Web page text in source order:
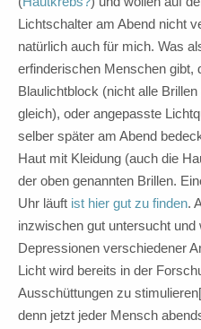
Lichtschalter am Abend nicht
natürlich auch für mich. Was
erfinderischen Menschen gibt,
Blaulichtblock (nicht alle
gleich), oder angepasste
selber später am Abend
Haut mit Kleidung (auch die
der oben genannten Brillen.
Uhr läuft ist hier gut zu finden.
inzwischen gut untersucht
Depressionen verschiedener
Licht wird bereits in der
Ausschüttungen zu
denn jetzt jeder Mensch